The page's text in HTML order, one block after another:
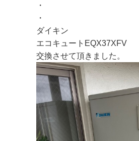
・
・
ダイキン
エコキュートEQX37XFV
交換させて頂きました。